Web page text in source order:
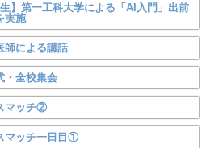
生】第一工科大学による「AI入門」出前
実施
師による講話
・全校集会
マッチ②
マッチ一日目①